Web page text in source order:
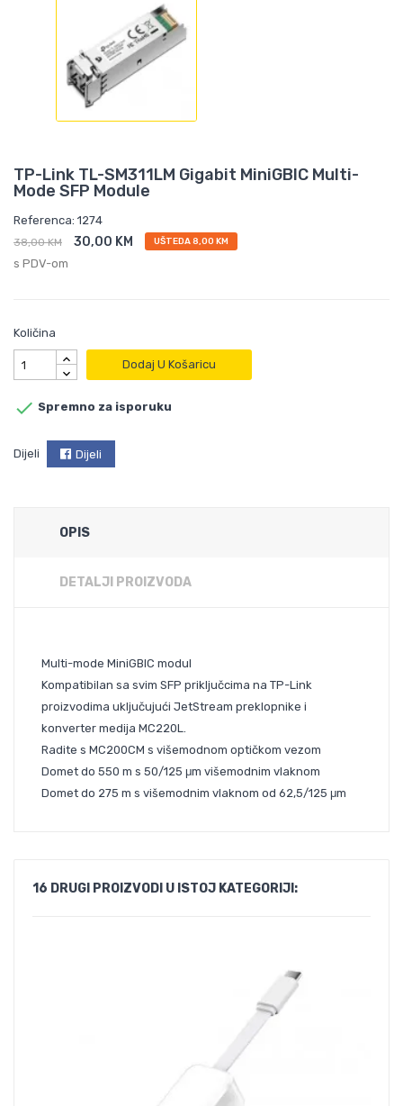
TP-Link TL-SM311LM Gigabit MiniGBIC Multi-
Mode SFP Module
Referenca: 1274
38,00 KM 30,00 KM UŠTEDA 8,00 KM
s PDV-om
Količina
Dodaj U Košaricu
 Spremno za isporuku
Dijeli Dijeli
OPIS
DETALJI PROIZVODA
Multi-mode MiniGBIC modul
Kompatibilan sa svim SFP priključcima na TP-Link
proizvodima uključujući JetStream preklopnike i
konverter medija MC220L.
Radite s MC200CM s višemodnom optičkom vezom
Domet do 550 m s 50/125 μm višemodnim vlaknom
Domet do 275 m s višemodnim vlaknom od 62,5/125 μm
16 DRUGI PROIZVODI U ISTOJ KATEGORIJI: